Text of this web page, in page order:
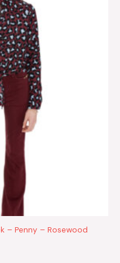
– Penny – Rosewood